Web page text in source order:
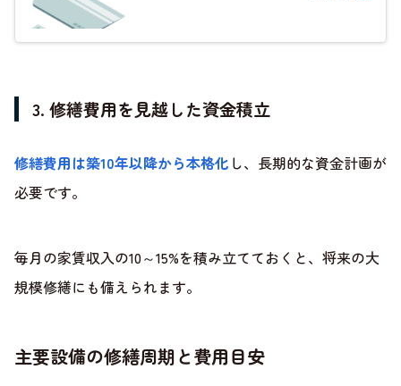
3. 修繕費用を見越した資金積立
修繕費用は築10年以降から本格化 し、長期的な資金計画が
必要です。
毎月の家賃収入の10～15%を積み立てておくと、将来の大
規模修繕にも備えられます。
主要設備の修繕周期と費用目安